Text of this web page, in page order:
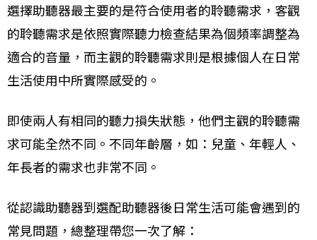
選擇助聽器最主要的是符合使用者的聆聽需求，客觀
的聆聽需求是依照實際聽力檢查結果為個頻率調整為
適合的音量，而主觀的聆聽需求則是根據個人在日常
生活使用中所實際感受的。
即使兩人有相同的聽力損失狀態，他們主觀的聆聽需
求可能全然不同。不同年齡層，如：兒童、年輕人、
年長者的需求也非常不同。
從認識助聽器到選配助聽器後日常生活可能會遇到的
常見問題，總整理帶您一次了解：